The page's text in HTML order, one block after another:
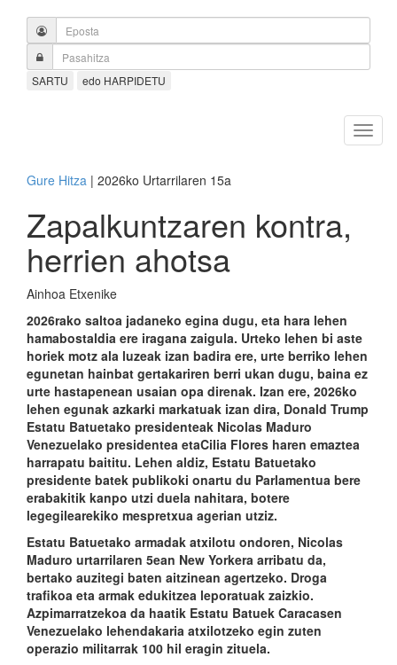
SARTU edo HARPIDETU
Gure Hitza | 2026ko Urtarrilaren 15a
Zapalkuntzaren kontra,
herrien ahotsa
Ainhoa Etxenike
2026rako saltoa jadaneko egina dugu, eta hara lehen
hamabostaldia ere iragana zaigula. Urteko lehen bi aste
horiek motz ala luzeak izan badira ere, urte berriko lehen
egunetan hainbat gertakariren berri ukan dugu, baina ez
urte hastapenean usaian opa direnak. Izan ere, 2026ko
lehen egunak azkarki markatuak izan dira, Donald Trump
Estatu Batuetako presidenteak Nicolas Maduro
Venezuelako presidentea etaCilia Flores haren emaztea
harrapatu baititu. Lehen aldiz, Estatu Batuetako
presidente batek publikoki onartu du Parlamentua bere
erabakitik kanpo utzi duela nahitara, botere
legegilearekiko mespretxua agerian utziz.
Estatu Batuetako armadak atxilotu ondoren, Nicolas
Maduro urtarrilaren 5ean New Yorkera arribatu da,
bertako auzitegi baten aitzinean agertzeko. Droga
trafikoa eta armak edukitzea leporatuak zaizkio.
Azpimarratzekoa da haatik Estatu Batuek Caracasen
Venezuelako lehendakaria atxilotzeko egin zuten
operazio militarrak 100 hil eragin zituela.